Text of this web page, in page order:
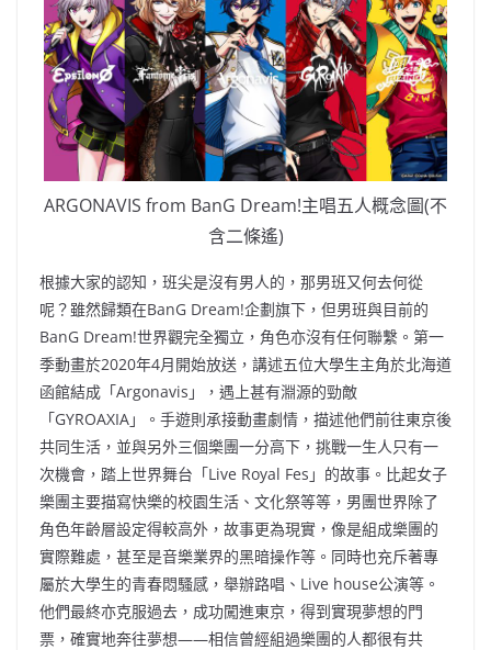
ARGONAVIS from BanG Dream!主唱五人概念圖(不
含二條遙)
根據大家的認知，班尖是沒有男人的，那男班又何去何從
呢？雖然歸類在BanG Dream!企劃旗下，但男班與目前的
BanG Dream!世界觀完全獨立，角色亦沒有任何聯繫。第一
季動畫於2020年4月開始放送，講述五位大學生主角於北海道
函館結成「Argonavis」，遇上甚有淵源的勁敵
「GYROAXIA」。 手遊則承接動畫劇情，描述他們前往東京後
共同生活，並與另外三個樂團一分高下，挑戰一生人只有一
次機會，踏上世界舞台「Live Royal Fes」的故事。比起女子
樂團主要描寫快樂的校園生活、文化祭等等，男團世界除了
角色年齡層設定得較高外，故事更為現實，像是組成樂團的
實際難處，甚至是音樂業界的黑暗操作等。同時也充斥著專
屬於大學生的青春悶騷感，舉辦路唱、Live house公演等。
他們最終亦克服過去，成功闖進東京，得到實現夢想的門
票，確實地奔往夢想——相信曾經組過樂團的人都很有共